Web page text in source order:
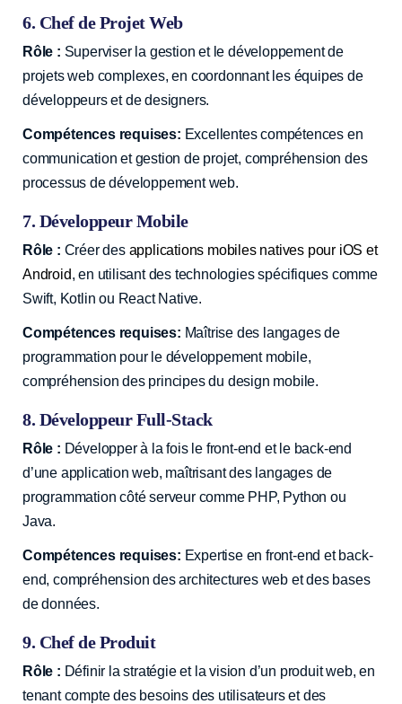
6. Chef de Projet Web
Rôle : Superviser la gestion et le développement de
projets web complexes, en coordonnant les équipes de
développeurs et de designers.
Compétences requises: Excellentes compétences en
communication et gestion de projet, compréhension des
processus de développement web.
7. Développeur Mobile
Rôle : Créer des applications mobiles natives pour iOS et
Android, en utilisant des technologies spécifiques comme
Swift, Kotlin ou React Native.
Compétences requises: Maîtrise des langages de
programmation pour le développement mobile,
compréhension des principes du design mobile.
8. Développeur Full-Stack
Rôle : Développer à la fois le front-end et le back-end
d’une application web, maîtrisant des langages de
programmation côté serveur comme PHP, Python ou
Java.
Compétences requises: Expertise en front-end et back-
end, compréhension des architectures web et des bases
de données.
9. Chef de Produit
Rôle : Définir la stratégie et la vision d’un produit web, en
tenant compte des besoins des utilisateurs et des